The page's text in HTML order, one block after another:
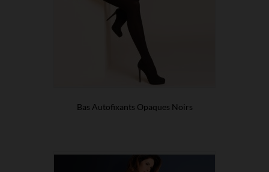
Bas Autofixants Opaques Noirs